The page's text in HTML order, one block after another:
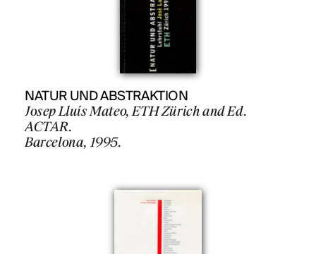
NATUR UND ABSTRAKTION
Josep Lluís Mateo, ETH Zürich and Ed.
ACTAR.
Barcelona, 1995.